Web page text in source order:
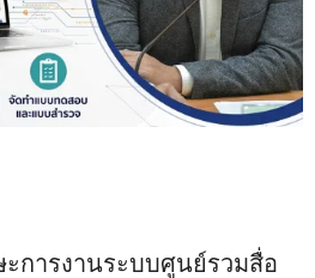
การงานระบบศูนย์รวมสื่อ